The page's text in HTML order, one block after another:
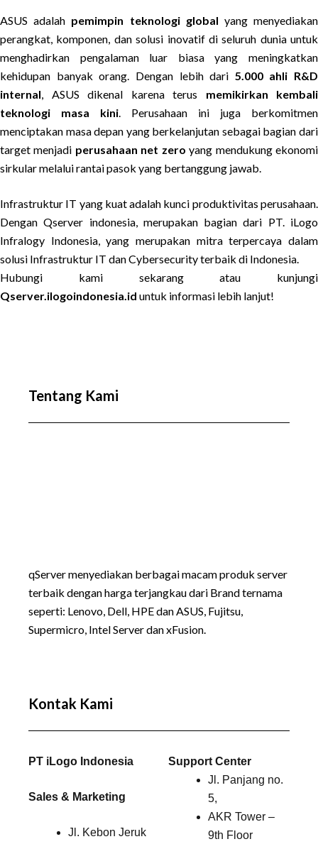
ASUS adalah pemimpin teknologi global yang menyediakan
perangkat, komponen, dan solusi inovatif di seluruh dunia untuk
menghadirkan pengalaman luar biasa yang meningkatkan
kehidupan banyak orang. Dengan lebih dari 5.000 ahli R&D
internal, ASUS dikenal karena terus memikirkan kembali
teknologi masa kini. Perusahaan ini juga berkomitmen
menciptakan masa depan yang berkelanjutan sebagai bagian dari
target menjadi perusahaan net zero yang mendukung ekonomi
sirkular melalui rantai pasok yang bertanggung jawab.
Infrastruktur IT yang kuat adalah kunci produktivitas perusahaan.
DenganQserver indonesia, merupakan bagian dari PT. iLogo
Infralogy Indonesia, yang merupakan mitra terpercaya dalam
solusi Infrastruktur IT dan Cybersecurity terbaik di Indonesia.
Hubungi kami sekarang atau kunjungi
Qserver.ilogoindonesia.id untuk informasi lebih lanjut!
Tentang Kami
qServer menyediakan berbagai macam produk server
terbaik dengan harga terjangkau dari Brand ternama
seperti: Lenovo, Dell, HPE dan ASUS, Fujitsu,
Supermicro, Intel Server dan xFusion.
Kontak Kami
PT iLogo Indonesia
Sales & Marketing
Jl. Kebon Jeruk
Support Center
Jl. Panjang no.
5,
AKR Tower –
9th Floor